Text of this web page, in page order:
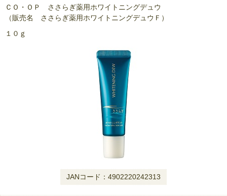
ＣＯ・ＯＰ ささらぎ薬用ホワイトニングデュウ
（販売名 ささらぎ薬用ホワイトニングデュウＦ）
１０ｇ
JANコード：4902220242313